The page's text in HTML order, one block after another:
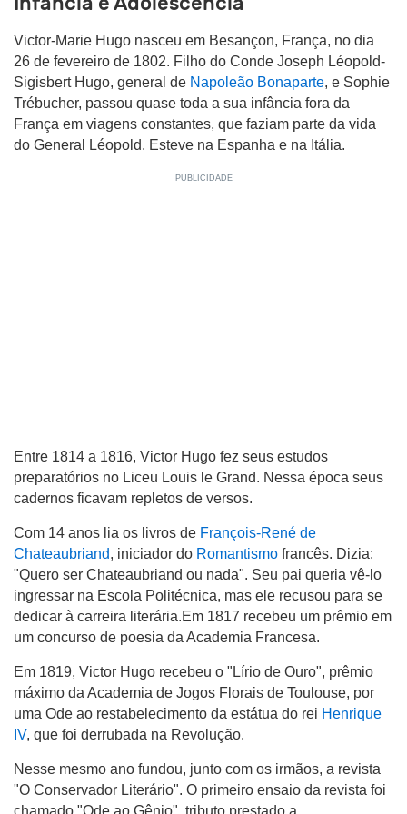
Victor-Marie Hugo nasceu em Besançon, França, no dia
26 de fevereiro de 1802. Filho do Conde Joseph Léopold-
Sigisbert Hugo, general de Napoleão Bonaparte, e Sophie
Trébucher, passou quase toda a sua infância fora da
França em viagens constantes, que faziam parte da vida
do General Léopold. Esteve na Espanha e na Itália.
Entre 1814 a 1816, Victor Hugo fez seus estudos
preparatórios no Liceu Louis le Grand. Nessa época seus
cadernos ficavam repletos de versos.
Com 14 anos lia os livros de François-René de
Chateaubriand, iniciador do Romantismo francês. Dizia:
"Quero ser Chateaubriand ou nada". Seu pai queria vê-lo
ingressar na Escola Politécnica, mas ele recusou para se
dedicar à carreira literária.Em 1817 recebeu um prêmio em
um concurso de poesia da Academia Francesa.
Em 1819, Victor Hugo recebeu o "Lírio de Ouro", prêmio
máximo da Academia de Jogos Florais de Toulouse, por
uma Ode ao restabelecimento da estátua do rei Henrique
IV, que foi derrubada na Revolução.
Nesse mesmo ano fundou, junto com os irmãos, a revista
"O Conservador Literário". O primeiro ensaio da revista foi
chamado "Ode ao Gênio", tributo prestado a